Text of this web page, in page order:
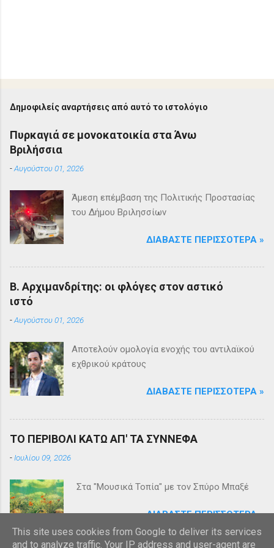
Δημοφιλείς αναρτήσεις από αυτό το ιστολόγιο
Πυρκαγιά σε μονοκατοικία στα Άνω
Βριλήσσια
-Αυγούστου 01, 2026
Άμεση επέμβαση της Πολιτικής Προστασίας
του Δήμου Βριλησσίων
ΔΙΑΒΆΣΤΕ ΠΕΡΙΣΣΌΤΕΡΑ »
Β. Αρχιμανδρίτης: οι φλόγες στον αστικό
ιστό
-Αυγούστου 01, 2026
Αποτελούν ομολογία ενοχής του αντιλαϊκού
εχθρικού κράτους
ΔΙΑΒΆΣΤΕ ΠΕΡΙΣΣΌΤΕΡΑ »
ΤΟ ΠΕΡΙΒΟΛΙ ΚΑΤΩ ΑΠ' ΤΑ ΣΥΝΝΕΦΑ
- Ιουλίου 09, 2026
Στα "Μουσικά Τοπία" με τον Σπύρο Μπαξέ
ΔΙΑΒΆΣΤΕ ΠΕΡΙΣΣΌΤΕΡΑ »
This site uses cookies from Google to deliver its services
and to analyze traffic. Your IP address and user-agent are